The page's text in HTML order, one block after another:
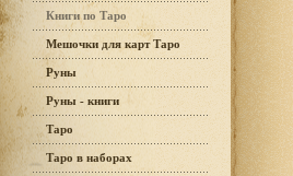
Книги по Таро
Мешочки для карт Таро
Руны
Руны - книги
Таро
Таро в наборах